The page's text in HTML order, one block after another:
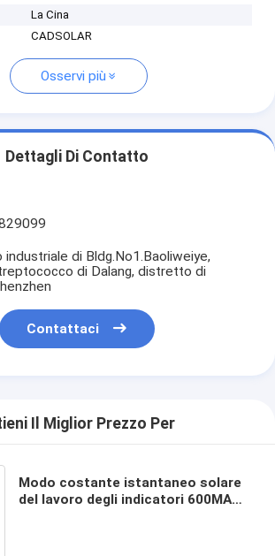
La Cina
CADSOLAR
Osservi più
Dettagli Di Contatto
industriale di Bldg.No1.Baoliweiye,
di Dalang, distretto di
Contattaci
Il Miglior Prezzo Per
Modo costante istantaneo solare
del lavoro degli indicatori 600MAH